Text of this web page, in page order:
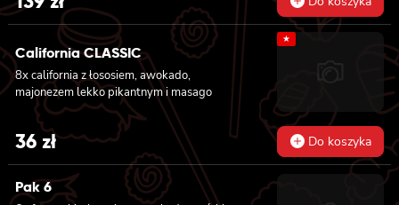
krewetką w tempurze, majonezem lekko
pikantnym, ogórkiem, sezamem i masago, 6x
futomaki z tuńczykiem, majonezem lekko
pikantnym, awokado, ogórkiem i sałatą, 6x
futomaki z surimi, majonezem lekko
pikantnym, kanpyo i ogórkiem, 6x futomaki z
krewetką w tempurze, ogórkiem, sałatą i
majonezem lekko pikantnym, 8x maki z
surimi
California CLASSIC
8x california z łososiem, awokado,
majonezem lekko pikantnym i masago
★
36 zł Do koszyka
Pak 6